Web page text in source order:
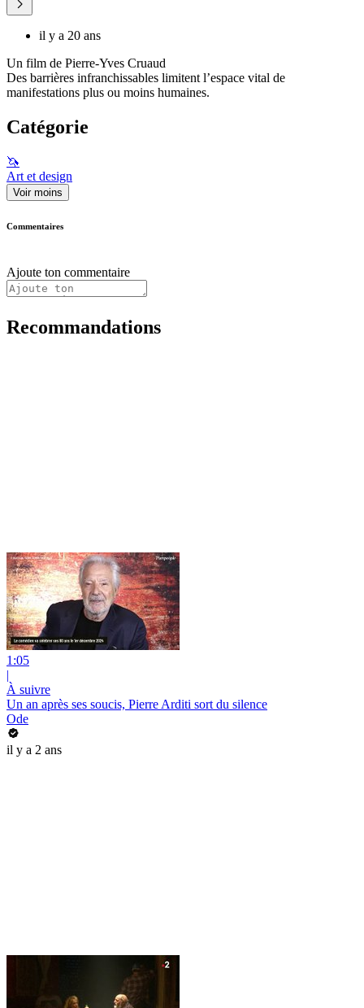
il y a 20 ans
Un film de Pierre-Yves Cruaud
Des barrières infranchissables limitent l’espace vital de
manifestations plus ou moins humaines.
Catégorie
🦄
Art et design
Voir moins
Commentaires
Ajoute ton commentaire
Recommandations
1:05
|
À suivre
Un an après ses soucis, Pierre Arditi sort du silence
Ode
il y a 2 ans